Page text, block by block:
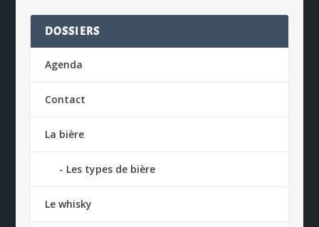
DOSSIERS
Agenda
Contact
La bière
Les types de bière
Le whisky